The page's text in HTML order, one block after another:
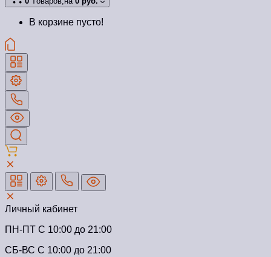
В корзине пусто!
Личный кабинет
ПН-ПТ C 10:00 до 21:00
СБ-ВС С 10:00 до 21:00